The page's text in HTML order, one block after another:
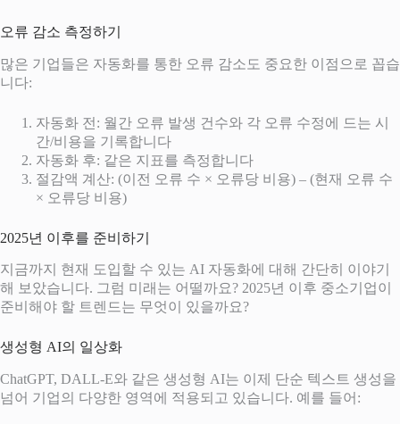
오류 감소 측정하기
많은 기업들은 자동화를 통한 오류 감소도 중요한 이점으로 꼽습
니다:
자동화 전: 월간 오류 발생 건수와 각 오류 수정에 드는 시
간/비용을 기록합니다
자동화 후: 같은 지표를 측정합니다
절감액 계산: (이전 오류 수 × 오류당 비용) – (현재 오류 수
× 오류당 비용)
2025년 이후를 준비하기
지금까지 현재 도입할 수 있는 AI 자동화에 대해 간단히 이야기
해 보았습니다. 그럼 미래는 어떨까요? 2025년 이후 중소기업이
준비해야 할 트렌드는 무엇이 있을까요?
생성형 AI의 일상화
ChatGPT, DALL-E와 같은 생성형 AI는 이제 단순 텍스트 생성을
넘어 기업의 다양한 영역에 적용되고 있습니다. 예를 들어: